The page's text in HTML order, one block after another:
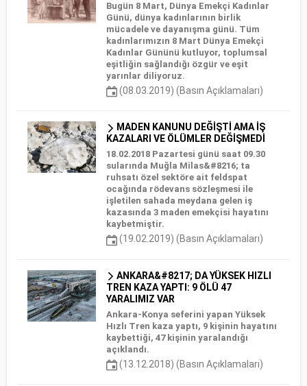
Bugün 8 Mart, Dünya Emekçi Kadınlar
Günü, dünya kadınlarının birlik
mücadele ve dayanışma günü. Tüm
kadınlarımızın 8 Mart Dünya Emekçi
Kadınlar Gününü kutluyor, toplumsal
eşitliğin sağlandığı özgür ve eşit
yarınlar diliyoruz.
(08.03.2019) (Basın Açıklamaları)
MADEN KANUNU DEĞİŞTİ AMA İŞ
KAZALARI VE ÖLÜMLER DEĞİŞMEDİ
18.02.2018 Pazartesi günü saat 09.30
sularında Muğla Milas&#8216; ta
ruhsatı özel sektöre ait feldspat
ocağında rödevans sözleşmesi ile
işletilen sahada meydana gelen iş
kazasında 3 maden emekçisi hayatını
kaybetmiştir.
(19.02.2019) (Basın Açıklamaları)
ANKARA&#8217; DA YÜKSEK HIZLI
TREN KAZA YAPTI: 9 ÖLÜ 47
YARALIMIZ VAR
Ankara-Konya seferini yapan Yüksek
Hızlı Tren kaza yaptı, 9 kişinin hayatını
kaybettiği, 47 kişinin yaralandığı
açıklandı.
(13.12.2018) (Basın Açıklamaları)